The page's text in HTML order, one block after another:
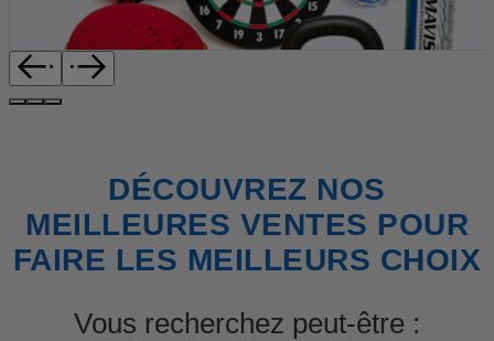
DÉCOUVREZ NOS
MEILLEURES VENTES POUR
FAIRE LES MEILLEURS CHOIX
Vous recherchez peut-être :